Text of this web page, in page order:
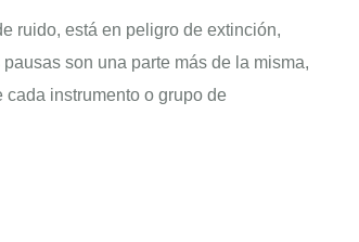
ruido, está en peligro de extinción,
son una parte más de la misma,
instrumento o grupo de